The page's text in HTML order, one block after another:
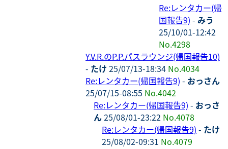
Re:レンタカー(帰
国報告9) - みう
25/10/01-12:42
No.4298
Y.V.R.のP.P.パスラウンジ(帰国報告10)
- たけ 25/07/13-18:34 No.4034
Re:レンタカー(帰国報告9) - おっさん
25/07/15-08:55 No.4042
Re:レンタカー(帰国報告9) - おっさ
ん25/08/01-23:22 No.4078
Re:レンタカー(帰国報告9) - たけ
25/08/02-09:31 No.4079